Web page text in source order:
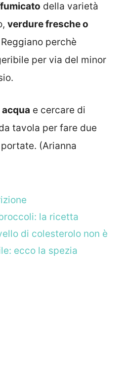
della varietà
verdure fresche o
perchè
per via del minor
e cercare di
tavola per fare due
(Arianna
la ricetta
di colesterolo non è
ecco la spezia